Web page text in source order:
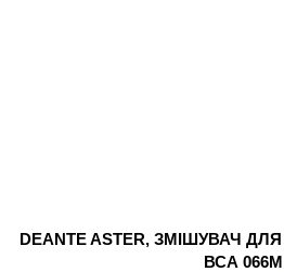
DEANTE ASTER, ЗМІШУВАЧ
ВСА 066М